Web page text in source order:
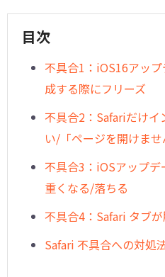
目次
不具合1：iOS16アッ
成する際にフリーズ
不具合2：Safariだけ
い/「ページを開けま
不具合3：iOSアップ
重くなる/落ちる
不具合4：Safari タブ
Safari 不具合への対処